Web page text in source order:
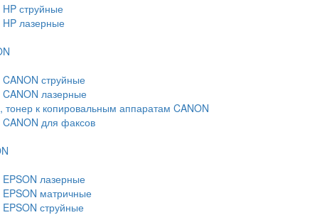
струйные
лазерные
струйные
лазерные
тонер к копировальным аппаратам CANON
для факсов
лазерные
матричные
струйные